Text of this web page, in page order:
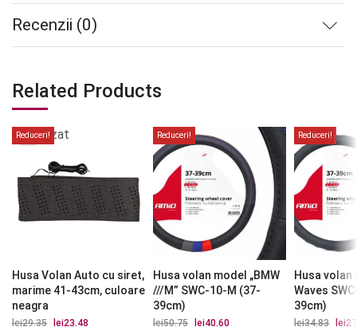
Recenzii (0)
Related Products
Reduceri!
epuizat
Husa Volan Auto cu siret,
marime 41-43cm, culoare
neagra
lei29.35
Prețul
lei23.48
Reduceri!
Husa volan model „BMW
///M” SWC-10-M (37-
39cm)
lei50.75
Prețul
lei40.60
Reduceri!
Husa volan
Waves
39cm)
lei34.83 lei